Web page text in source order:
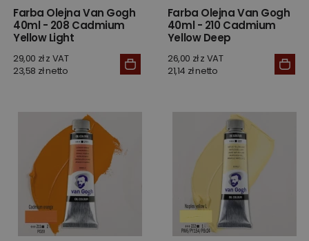
Farba Olejna Van Gogh
40ml - 208 Cadmium
Yellow Light
29,00 zł z VAT
23,58 zł netto
Farba Olejna Van Gogh
40ml - 210 Cadmium
Yellow Deep
26,00 zł z VAT
21,14 zł netto